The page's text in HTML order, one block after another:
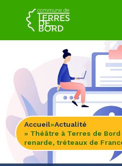
Accueil»Actualité
» Théâtre à Terres de
renarde, tréteaux de